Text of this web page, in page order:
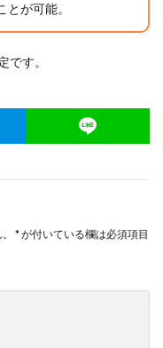
が可能。
です。
*が付いている欄は必須項目